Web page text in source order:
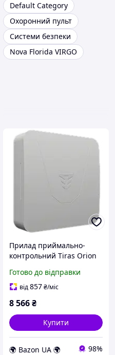
Default Category
Охоронний пульт
Системи безпеки
Nova Florida VIRGO
Прилад приймально-
контрольний Tiras Orion
2SIM
Готово до відправки
від857₴/міс
8 566₴
Купити
🌍 Bazon UA 🌍 98%